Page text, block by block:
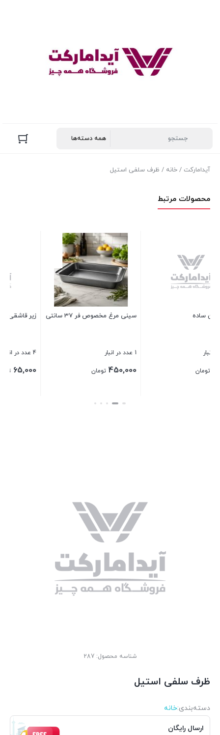
آیدامارکت / خانه / ظرف سلفی استیل
محصولات مرتبط
زیر قاشقی کنار گاز ملامین
تومان
سبد خرید ادنا هلیا سایز 2
26 عدد در انبار
180,000
شناسه محصول:287
ظرف سلفی استیل
دسته‌بندی‌:خانه
ارسال رایگان